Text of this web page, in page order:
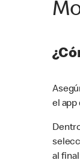
el app
al